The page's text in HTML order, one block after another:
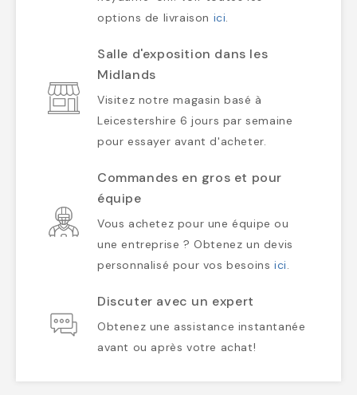
options de livraison ici.
Salle d'exposition dans les
Midlands
Visitez notre magasin basé à
Leicestershire 6 jours par semaine
pour essayer avant d'acheter.
Commandes en gros et pour
équipe
Vous achetez pour une équipe ou
une entreprise ? Obtenez un devis
personnalisé pour vos besoinsici.
Discuter avec un expert
Obtenez une assistance instantanée
avant ou après votre achat!